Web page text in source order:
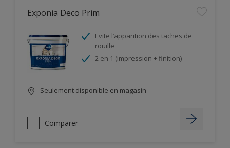
Exponia Deco Prim
Evite l’apparition des taches de
rouille
2 en 1 (impression + finition)
Seulement disponible en magasin
Comparer